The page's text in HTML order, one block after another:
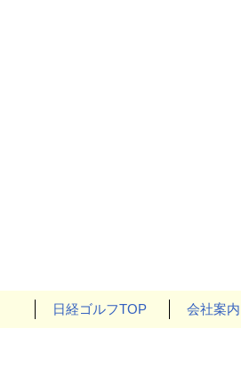
日経ゴルフTOP 会社案内